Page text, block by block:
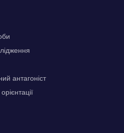
антагоніст